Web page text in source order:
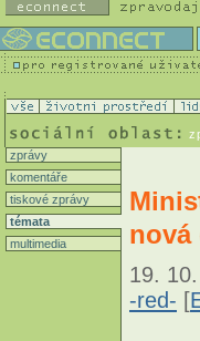
zprávy
komentáře
tiskové zprávy
témata
multimedia
nová
19.
-red- [